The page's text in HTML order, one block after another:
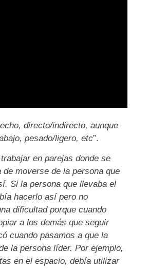
directo/indirecto, aunque
pesado/ligero, etc”.
en parejas donde se
moverse de la persona que
Si la persona que llevaba el
hacerlo así pero no
dificultad porque cuando
a los demás que seguir
cuando pasamos a que la
la persona líder. Por ejemplo,
en el espacio, debía utilizar